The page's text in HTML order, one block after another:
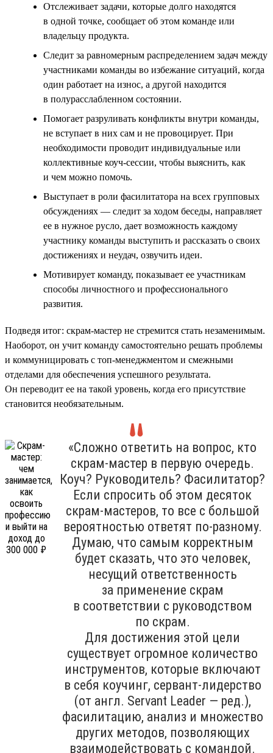
Отслеживает задачи, которые долго находятся
в одной точке, сообщает об этом команде или
владельцу продукта.
Следит за равномерным распределением задач между
участниками команды во избежание ситуаций, когда
один работает на износ, а другой находится
в полурасслабленном состоянии.
Помогает разруливать конфликты внутри команды,
не вступает в них сам и не провоцирует. При
необходимости проводит индивидуальные или
коллективные коуч-сессии, чтобы выяснить, как
и чем можно помочь.
Выступает в роли фасилитатора на всех групповых
обсуждениях — следит за ходом беседы, направляет
ее в нужное русло, дает возможность каждому
участнику команды выступить и рассказать о своих
достижениях и неудач, озвучить идеи.
Мотивирует команду, показывает ее участникам
способы личностного и профессионального
развития.
Подведя итог: скрам-мастер не стремится стать незаменимым.
Наоборот, он учит команду самостоятельно решать проблемы
и коммуницировать с топ-менеджментом и смежными
отделами для обеспечения успешного результата.
Он переводит ее на такой уровень, когда его присутствие
становится необязательным.
«Сложно ответить на вопрос, кто
скрам-мастер в первую очередь.
Коуч? Руководитель? Фасилитатор?
Если спросить об этом десяток
скрам-мастеров, то все с большой
вероятностью ответят по-разному.
Думаю, что самым корректным
будет сказать, что это человек,
несущий ответственность
за применение скрам
в соответствии с руководством
по скрам.
Для достижения этой цели
существует огромное количество
инструментов, которые включают
в себя коучинг, сервант-лидерство
(от англ. Servant Leader — ред.),
фасилитацию, анализ и множество
других методов, позволяющих
взаимодействовать с командой.